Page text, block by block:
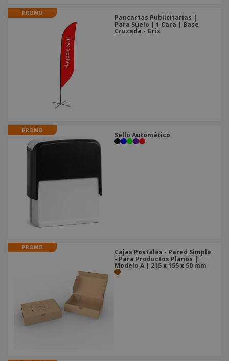
PROMO
Pancartas Publicitarias |
Para Suelo | 1 Cara | Base
Cruzada - Gris
PROMO
Sello Automático
PROMO
Cajas Postales - Pared Simple
- Para Productos Planos |
Modelo A | 215 x 155 x 50 mm